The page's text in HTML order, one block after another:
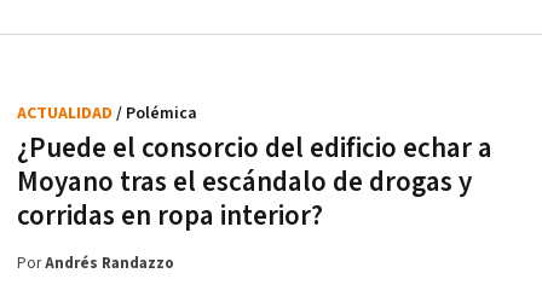
¿Puede el consorcio del edificio echar a
Moyano tras el escándalo de drogas y
corridas en ropa interior?
ACTUALIDAD / Polémica
PorAndrés Randazzo